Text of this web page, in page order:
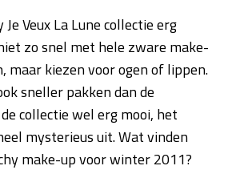
Veux La Lune collectie erg
zo snel met hele zware make-
maar kiezen voor ogen of lippen.
sneller pakken dan de
collectie wel erg mooi, het
mysterieus uit. Wat vinden
make-up voor winter 2011?